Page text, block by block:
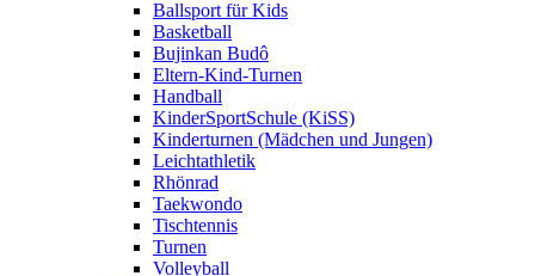
Ballsport für Kids
Basketball
Bujinkan Budô
Eltern-Kind-Turnen
Handball
KinderSportSchule (KiSS)
Kinderturnen (Mädchen und Jungen)
Leichtathletik
Rhönrad
Taekwondo
Tischtennis
Turnen
Volleyball